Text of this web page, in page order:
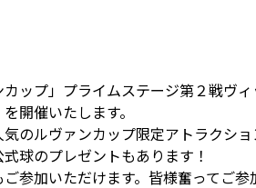
ップ」プライムステージ第２戦ヴ
開催いたします。
のルヴァンカップ限定アトラクシ
球のプレゼントもあります！
参加いただけます。皆様奮ってご参